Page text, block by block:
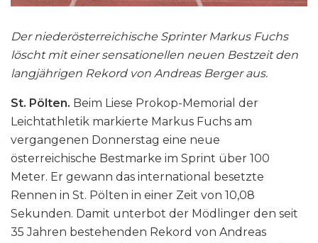
Der niederösterreichische Sprinter Markus Fuchs
löscht mit einer sensationellen neuen Bestzeit den
langjährigen Rekord von Andreas Berger aus.
St. Pölten. Beim Liese Prokop-Memorial der
Leichtathletik markierte Markus Fuchs am
vergangenen Donnerstag eine neue
österreichische Bestmarke im Sprint über 100
Meter. Er gewann das international besetzte
Rennen in St. Pölten in einer Zeit von 10,08
Sekunden. Damit unterbot der Mödlinger den seit
35 Jahren bestehenden Rekord von Andreas